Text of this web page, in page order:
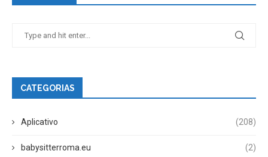
CATEGORIAS
Aplicativo (208)
babysitterroma.eu (2)